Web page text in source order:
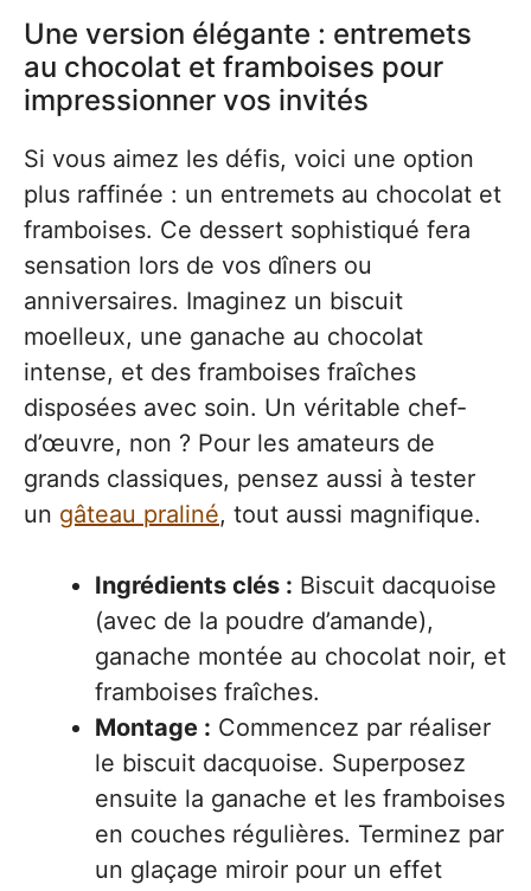
Une version élégante : entremets
au chocolat et framboises pour
impressionner vos invités
Si vous aimez les défis, voici une option
plus raffinée : un entremets au chocolat et
framboises. Ce dessert sophistiqué fera
sensation lors de vos dîners ou
anniversaires. Imaginez un biscuit
moelleux, une ganache au chocolat
intense, et des framboises fraîches
disposées avec soin. Un véritable chef-
d’œuvre, non ? Pour les amateurs de
grands classiques, pensez aussi à tester
un gâteau praliné, tout aussi magnifique.
Ingrédients clés : Biscuit dacquoise
(avec de la poudre d’amande),
ganache montée au chocolat noir, et
framboises fraîches.
Montage : Commencez par réaliser
le biscuit dacquoise. Superposez
ensuite la ganache et les framboises
en couches régulières. Terminez par
un glaçage miroir pour un effet